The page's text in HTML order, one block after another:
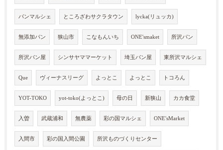
パンマルシェ ところざわサクラタウン lycka(リュッカ)
無添加パン 狭山市 こなもんいち ONE'smaket 所沢パン
所沢パン屋 シンサヤママーケット 埼玉パン屋 東所沢マルシェ
Que ヴィーナスリーグ よっとこ よっとこ トコろん
YOT-TOKO yot-toko(よっとこ) 母の日 新狭山 カカ食堂
入曽 武蔵浦和 無農薬 彩の国マルシェ ONE'sMarket
入間市 彩の国入間公園 所沢ものづくりセンター